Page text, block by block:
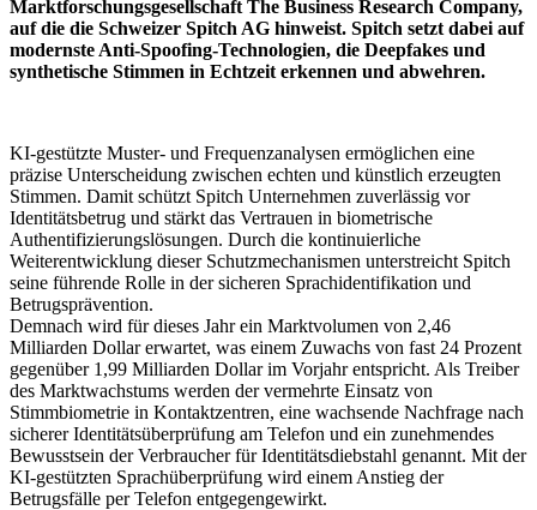
Marktforschungsgesellschaft The Business Research Company,
auf die die Schweizer Spitch AG hinweist. Spitch setzt dabei auf
modernste Anti-Spoofing-Technologien, die Deepfakes und
synthetische Stimmen in Echtzeit erkennen und abwehren.
KI-gestützte Muster- und Frequenzanalysen ermöglichen eine
präzise Unterscheidung zwischen echten und künstlich erzeugten
Stimmen. Damit schützt Spitch Unternehmen zuverlässig vor
Identitätsbetrug und stärkt das Vertrauen in biometrische
Authentifizierungslösungen. Durch die kontinuierliche
Weiterentwicklung dieser Schutzmechanismen unterstreicht Spitch
seine führende Rolle in der sicheren Sprachidentifikation und
Betrugsprävention.
Demnach wird für dieses Jahr ein Marktvolumen von 2,46
Milliarden Dollar erwartet, was einem Zuwachs von fast 24 Prozent
gegenüber 1,99 Milliarden Dollar im Vorjahr entspricht. Als Treiber
des Marktwachstums werden der vermehrte Einsatz von
Stimmbiometrie in Kontaktzentren, eine wachsende Nachfrage nach
sicherer Identitätsüberprüfung am Telefon und ein zunehmendes
Bewusstsein der Verbraucher für Identitätsdiebstahl genannt. Mit der
KI-gestützten Sprachüberprüfung wird einem Anstieg der
Betrugsfälle per Telefon entgegengewirkt.